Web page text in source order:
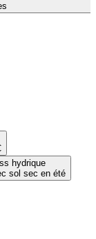
hydrique
sol sec en été